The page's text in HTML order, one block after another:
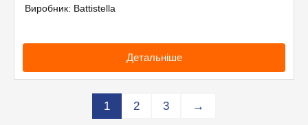
Виробник: Battistella
Детальніше
1 2 3 →